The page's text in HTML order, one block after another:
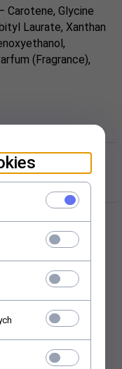
Carotene, Glycine
Laurate, Xanthan
(Fragrance),
hurtowni
SupremeLAB
Barrier Renew Tonik